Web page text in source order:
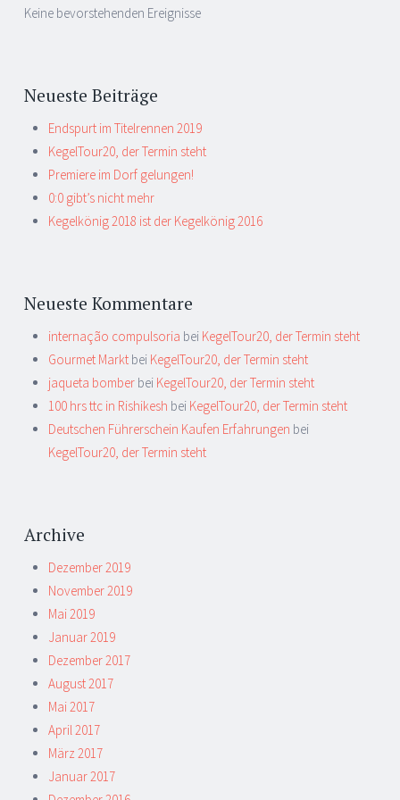
Keine bevorstehenden Ereignisse
Neueste Beiträge
Endspurt im Titelrennen 2019
KegelTour20, der Termin steht
Premiere im Dorf gelungen!
0:0 gibt’s nicht mehr
Kegelkönig 2018 ist der Kegelkönig 2016
Neueste Kommentare
internação compulsoria bei KegelTour20, der Termin steht
Gourmet Markt bei KegelTour20, der Termin steht
jaqueta bomber bei KegelTour20, der Termin steht
100 hrs ttc in Rishikesh bei KegelTour20, der Termin steht
Deutschen Führerschein Kaufen Erfahrungen bei
KegelTour20, der Termin steht
Archive
Dezember 2019
November 2019
Mai 2019
Januar 2019
Dezember 2017
August 2017
Mai 2017
April 2017
März 2017
Januar 2017